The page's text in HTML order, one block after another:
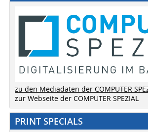
zu den Mediadaten der COMPUTER
zur Webseite der COMPUTER SPEZIAL
PRINT SPECIALS